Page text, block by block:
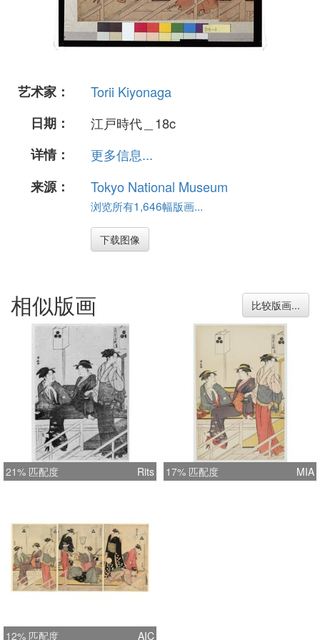
艺术家：
Torii Kiyonaga
日期：
江戸時代＿18c
详情：
更多信息...
来源：
Tokyo National Museum
浏览所有1,646幅版画...
下载图像
相似版画 比较版画...
21% 匹配度 Rits 17% 匹配度 MIA
12% 匹配度 AIC